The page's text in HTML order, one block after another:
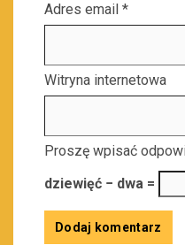
Adres email *
Witryna internetowa
Proszę wpisać
dziewięć − dwa =